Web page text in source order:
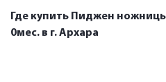
Где купить Пиджен
0мес. в г. Архара